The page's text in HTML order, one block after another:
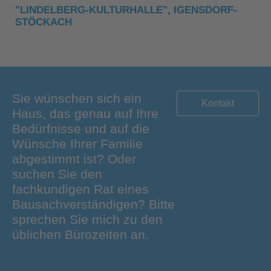
"LINDELBERG-KULTURHALLE", IGENSDORF-
STÖCKACH
Sie wünschen sich ein
Haus, das genau auf Ihre
Bedürfnisse und auf die
Wünsche Ihrer Familie
abgestimmt ist? Oder
suchen Sie den
fachkundigen Rat eines
Bausachverständigen? Bitte
sprechen Sie mich zu den
üblichen Bürozeiten an.
Kontakt